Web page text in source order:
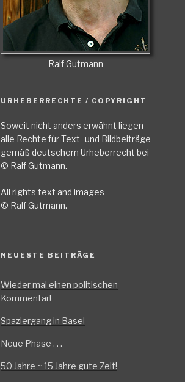
Ralf Gutmann
URHEBERRECHTE / COPYRIGHT
Soweit nicht anders erwähnt liegen
alle Rechte für Text- und Bildbeiträge
gemäß deutschem Urheberrecht bei
© Ralf Gutmann.
All rights text and images
© Ralf Gutmann.
NEUESTE BEITRÄGE
Wieder mal einen politischen
Kommentar!
Spaziergang in Basel
Neue Phase . . .
50 Jahre ~ 15 Jahre gute Zeit!